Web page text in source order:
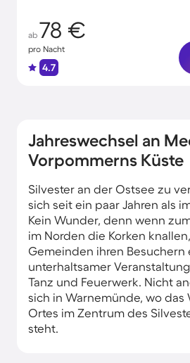
ab 78 €
pro Nacht
4.7
Jahreswechsel an
Vorpommerns Küste
Silvester an der Ostsee zu
sich seit ein paar Jahren als
Kein Wunder, denn wenn
im Norden die Korken
Gemeinden ihren Besuchern
unterhaltsamer
Tanz und Feuerwerk. Nicht
sich in Warnemünde, wo das
Ortes im Zentrum des
steht.